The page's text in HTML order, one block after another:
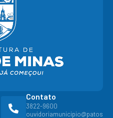
Contato
3822-9600
ouvidoriamunicipio@patos